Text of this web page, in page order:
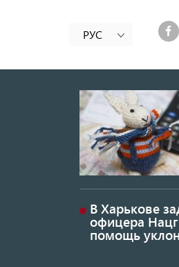
РУС
В Харькове
офицера
помощь